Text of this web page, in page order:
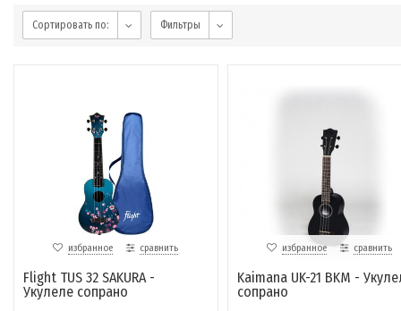
Сортировать по: Фильтры
избранное сравнить
Flight TUS 32 SAKURA -
Укулеле сопрано
избранное сравнить
Kaimana UK-21 BKM -
сопрано